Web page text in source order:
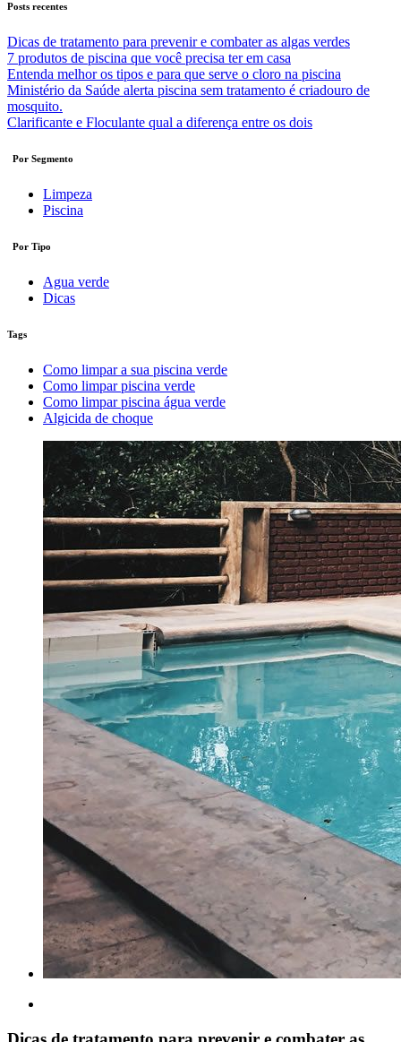
Posts recentes
Dicas de tratamento para prevenir e combater as algas verdes
7 produtos de piscina que você precisa ter em casa
Entenda melhor os tipos e para que serve o cloro na piscina
Ministério da Saúde alerta piscina sem tratamento é criadouro de
mosquito.
Clarificante e Floculante qual a diferença entre os dois
Por Segmento
Limpeza
Piscina
Por Tipo
Agua verde
Dicas
Tags
Como limpar a sua piscina verde
Como limpar piscina verde
Como limpar piscina água verde
Algicida de choque